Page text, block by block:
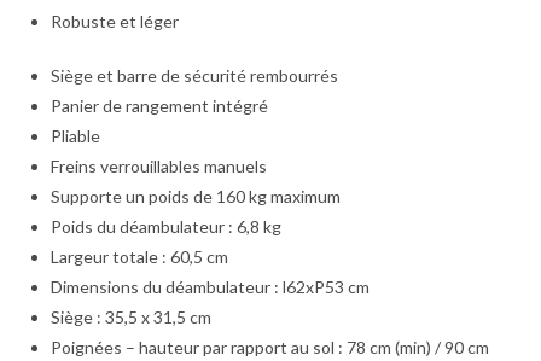
Robuste et léger
Siège et barre de sécurité rembourrés
Panier de rangement intégré
Pliable
Freins verrouillables manuels
Supporte un poids de 160 kg maximum
Poids du déambulateur : 6,8 kg
Largeur totale : 60,5 cm
Dimensions du déambulateur : l62xP53 cm
Siège : 35,5 x 31,5 cm
Poignées – hauteur par rapport au sol : 78 cm (min) / 90 cm